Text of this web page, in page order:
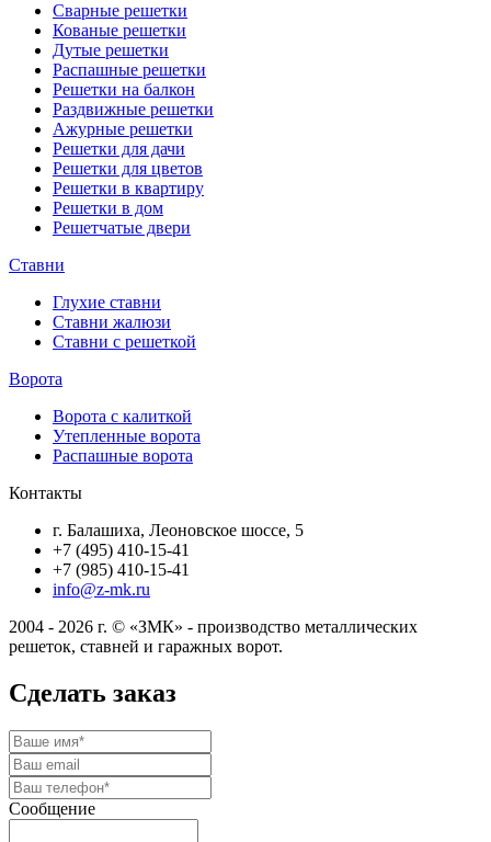
Сварные решетки
Кованые решетки
Дутые решетки
Распашные решетки
Решетки на балкон
Раздвижные решетки
Ажурные решетки
Решетки для дачи
Решетки для цветов
Решетки в квартиру
Решетки в дом
Решетчатые двери
Ставни
Глухие ставни
Ставни жалюзи
Ставни с решеткой
Ворота
Ворота с калиткой
Утепленные ворота
Распашные ворота
Контакты
г. Балашиха, Леоновское шоссе, 5
+7 (495) 410-15-41
+7 (985) 410-15-41
info@z-mk.ru
2004 - 2026 г. © «ЗМК» - производство металлических
решеток, ставней и гаражных ворот.
Сделать заказ
Сообщение